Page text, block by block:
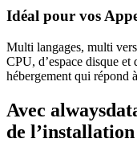
Idéal pour vos
Multi langages, multi
CPU, d’espace disque
hébergement qui répond
Avec
de